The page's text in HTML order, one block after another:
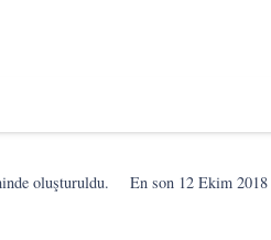
oluşturuldu. En son 12 Ekim 2018